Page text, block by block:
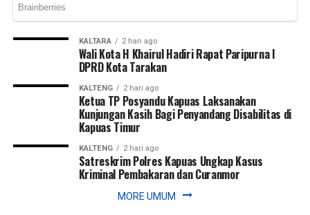
KALTARA 2 hari ago
Wali Kota H Khairul Hadiri Rapat Paripurna I
DPRD Kota Tarakan
KALTENG 2 hari ago
Ketua TP Posyandu Kapuas Laksanakan
Kunjungan Kasih Bagi Penyandang Disabilitas di
Kapuas Timur
KALTENG 2 hari ago
Satreskrim Polres Kapuas Ungkap Kasus
Kriminal Pembakaran dan Curanmor
MORE UMUM